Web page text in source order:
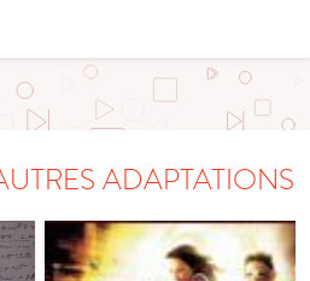
ADAPTATIONS